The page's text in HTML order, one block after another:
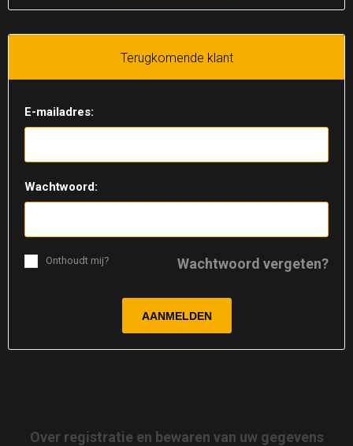
Terugkomende klant
E-mailadres:
Wachtwoord:
Wachtwoord vergeten?
Onthoudt mij?
Over registratie en bewaren van uw gegevens